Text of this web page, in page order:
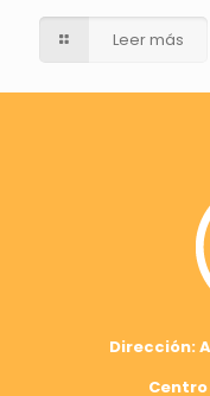
Leer más
Dirección: Av.
Centro